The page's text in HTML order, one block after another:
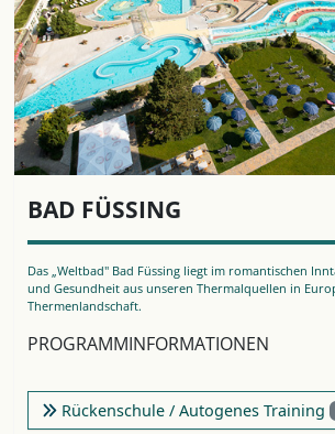
BAD FÜSSING
Das „Weltbad" Bad Füssing liegt im romantischen
und Gesundheit aus unseren Thermalquellen in
Thermenlandschaft.
PROGRAMMINFORMATIONEN
Rückenschule / Autogenes Training